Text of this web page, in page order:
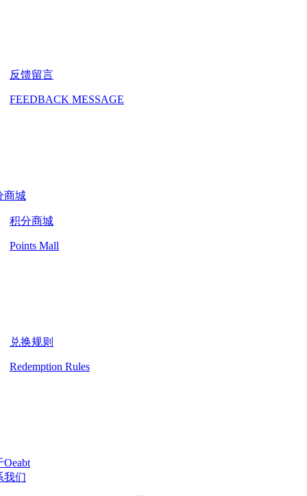
反馈留言
FEEDBACK MESSAGE
商城
积分商城
Points Mall
兑换规则
Redemption Rules
Oeabt
我们